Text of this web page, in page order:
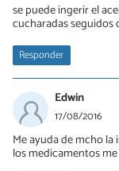
se puede ingerir el
cucharadas seguidos
Responder
Edwin
17/08/2016
Me ayuda de mcho
los medicamentos